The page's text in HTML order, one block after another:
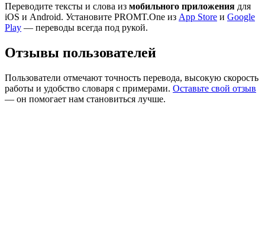
Переводите тексты и слова из мобильного приложения для
iOS и Android. Установите PROMT.One из App Store и Google
Play — переводы всегда под рукой.
Отзывы пользователей
Пользователи отмечают точность перевода, высокую скорость
работы и удобство словаря с примерами. Оставьте свой отзыв
— он помогает нам становиться лучше.